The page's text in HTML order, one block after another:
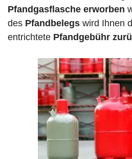
Pfandgasflasche erworben
des Pfandbelegs wird Ihnen
entrichtete Pfandgebühr